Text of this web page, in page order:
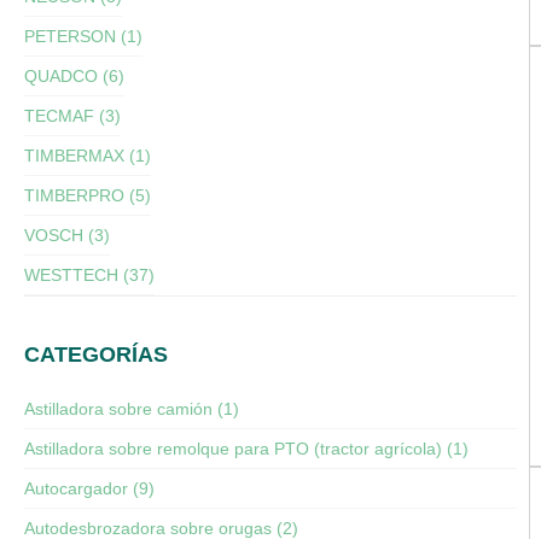
PETERSON (1)
QUADCO (6)
TECMAF (3)
TIMBERMAX (1)
TIMBERPRO (5)
VOSCH (3)
WESTTECH (37)
CATEGORÍAS
Astilladora sobre camión (1)
Astilladora sobre remolque para PTO (tractor agrícola) (1)
Autocargador (9)
Autodesbrozadora sobre orugas (2)